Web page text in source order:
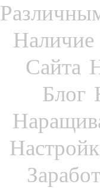
Наличие
Сайта
Блог